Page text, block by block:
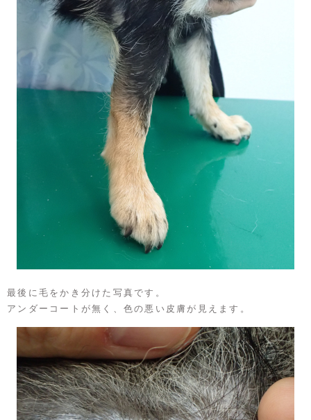
最後に毛をかき分けた写真です。
アンダーコートが無く、色の悪い皮膚が見えます。